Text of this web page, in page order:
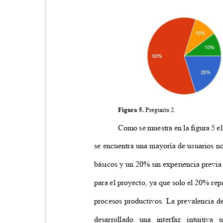
Figura 5.Pregunta 2.
Como se muestra en la figura 5
se encuentra una mayoría de usuarios
básicos y un 20% sin experiencia
para el proyecto, ya que solo el 20%
procesos productivos. La prevalencia
desarrollado una interfaz